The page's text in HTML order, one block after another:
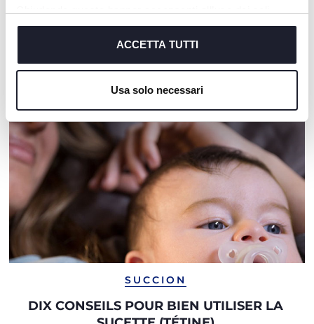
cookie tecnici, indispensabili per fruire del servizio
ACCETTA TUTTI
Usa solo necessari
NOS RECOMMANDATIONS
SUCCION
DIX CONSEILS POUR BIEN UTILISER LA